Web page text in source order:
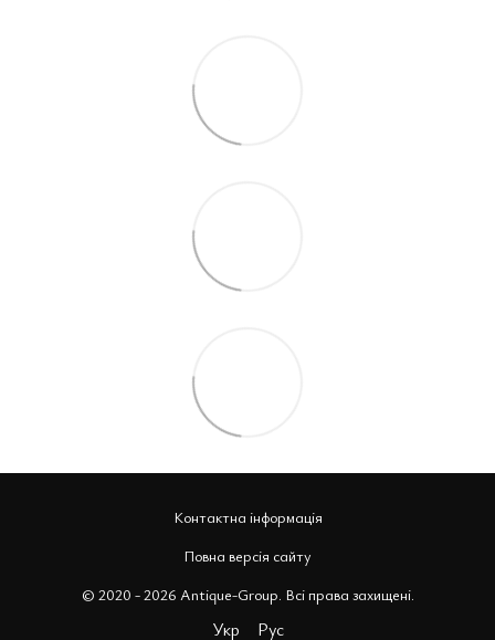
Контактна інформація
Повна версія сайту
© 2020 - 2026 Antique-Group. Всі права захищені.
Укр Рус